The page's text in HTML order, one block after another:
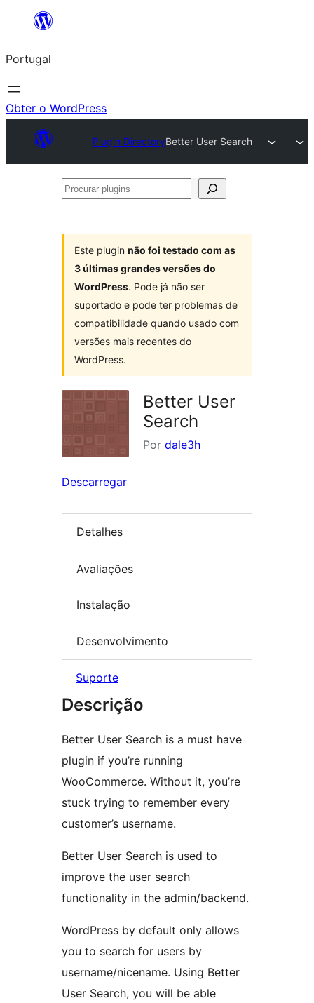
Saltar
o
conteúdo
Portugal
Obter o WordPress
Plugin DirectoryBetter User Search
Procurar
Este plugin não foi testado com as
3 últimas grandes versões do
WordPress. Pode já não ser
suportado e pode ter problemas de
compatibilidade quando usado com
versões mais recentes do
WordPress.
Better User
Search
Por dale3h
Descarregar
Detalhes
Avaliações
Instalação
Desenvolvimento
Suporte
Descrição
Better User Search is a must have
plugin if you’re running
WooCommerce. Without it, you’re
stuck trying to remember every
customer’s username.
Better User Search is used to
improve the user search
functionality in the admin/backend.
WordPress by default only allows
you to search for users by
username/nicename. Using Better
User Search, you will be able